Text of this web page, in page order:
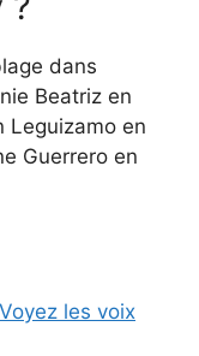
dans
Beatriz en
Leguizamo en
Guerrero en
les voix